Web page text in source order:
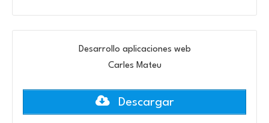
Desarrollo aplicaciones web
Carles Mateu
Descargar